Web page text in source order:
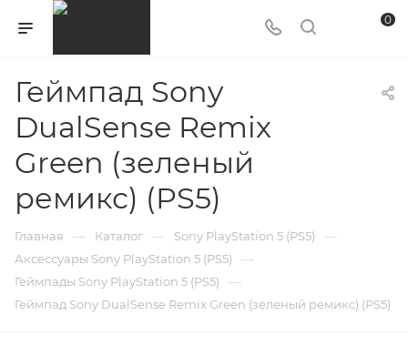
0
Геймпад Sony
DualSense Remix
Green (зеленый
ремикс) (PS5)
Главная — Каталог — Sony PlayStation 5 (PS5) —
Аксессуары Sony PlayStation 5 (PS5) —
Геймпады Sony PlayStation 5 (PS5) —
Геймпад Sony DualSense Remix Green (зеленый ремикс) (PS5)